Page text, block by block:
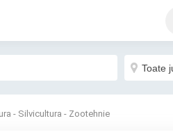
- Silvicultura - Zootehnie